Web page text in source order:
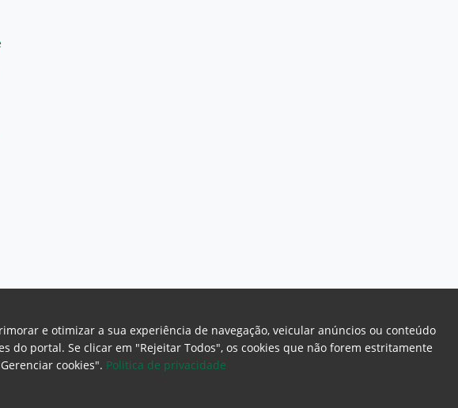
e otimizar a sua experiência de navegação, veicular anúncios ou conteúdo
do portal. Se clicar em "Rejeitar Todos", os cookies que não forem estritamente
cookies". Politica de privacidade